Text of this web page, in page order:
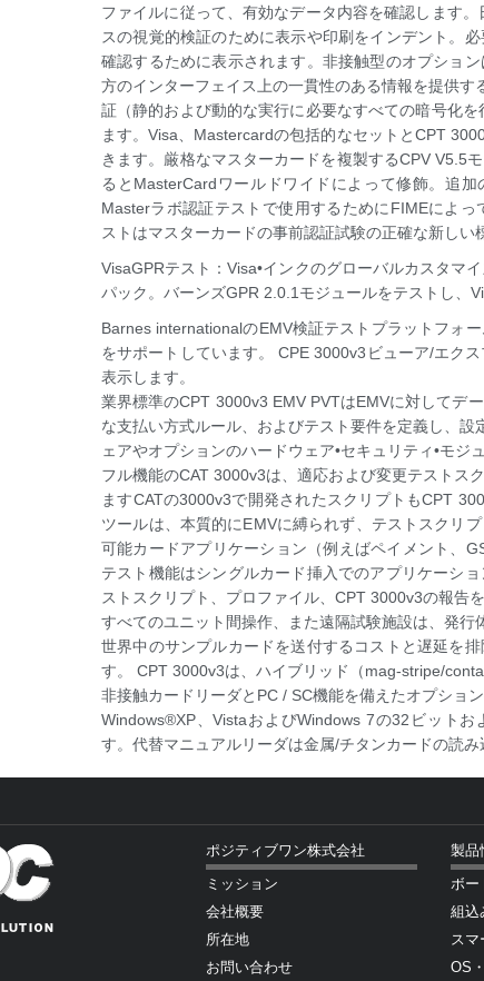
ファイルに従って、有効なデータ内容を確認します
スの視覚的検証のために表示や印刷をインデント。
確認するために表示されます。非接触型のオプショ
方のインターフェイス上の一貫性のある情報を提供
証（静的および動的な実行に必要なすべての暗号化
ます。Visa、Mastercardの包括的なセットとCPT
きます。厳格なマスターカードを複製するCPV V5.5
るとMasterCardワールドワイドによって修飾。追
Masterラボ認証テストで使用するためにFIMEによ
ストはマスターカードの事前認証試験の正確な新しい
VisaGPRテスト：Visa•インクのグローバルカスタマ
パック。バーンズGPR 2.0.1モジュールをテストし、
Barnes internationalのEMV検証テストプラットフォ
をサポートしています。 CPE 3000v3ビューア/エク
表示します。
業界標準のCPT 3000v3 EMV PVTはEMVに対してデ
な支払い方式ルール、およびテスト要件を定義し、設
ェアやオプションのハードウェア•セキュリティ•モジ
フル機能のCAT 3000v3は、適応および変更テストス
ますCATの3000v3で開発されたスクリプトもCPT
ツールは、本質的にEMVに縛られず、テストスクリ
可能カードアプリケーション（例えばペイメント、
テスト機能はシングルカード挿入でのアプリケーシ
ストスクリプト、プロファイル、CPT 3000v3の報告
すべてのユニット間操作、また遠隔試験施設は、発行
世界中のサンプルカードを送付するコストと遅延を
す。 CPT 3000v3は、ハイブリッド（mag-stripe/
非接触カードリーダとPC / SC機能を備えたオプショ
Windows®XP、VistaおよびWindows 7の32ビット
す。代替マニュアルリーダは金属/チタンカードの読み
ポジティブワン株式会社
ミッション
会社概要
所在地
お問い合わせ
製品
ボー
組込
スマ
OS